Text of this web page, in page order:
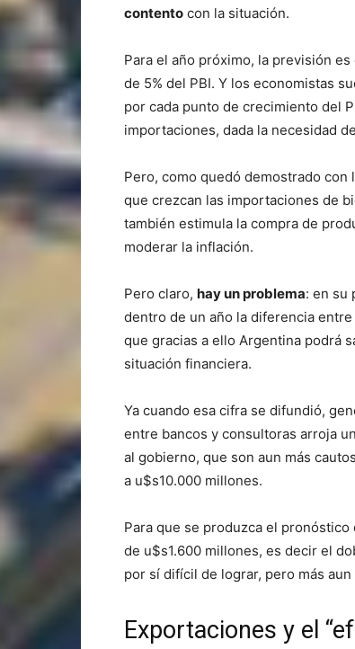
contento con la situación.
Para el año próximo, la previsión
de 5% del PBI. Y los economistas
por cada punto de crecimiento del
importaciones, dada la necesidad
Pero, como quedó demostrado
que crezcan las importaciones de
también estimula la compra de
moderar la inflación.
Pero claro, hay un problema: en su
dentro de un año la diferencia
que gracias a ello Argentina podrá
situación financiera.
Ya cuando esa cifra se difundió,
entre bancos y consultoras arroja
al gobierno, que son aun más
a u$s10.000 millones.
Para que se produzca el
de u$s1.600 millones, es decir el
por sí difícil de lograr, pero más
Exportaciones y el